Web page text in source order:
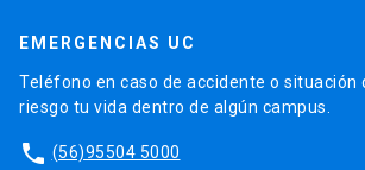
EMERGENCIAS UC
Teléfono en caso de accidente o situación
riesgo tu vida dentro de algún campus.
phone (56)95504 5000